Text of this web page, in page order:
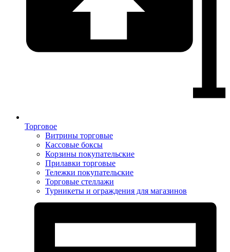
Торговое
Витрины торговые
Кассовые боксы
Корзины покупательские
Прилавки торговые
Тележки покупательские
Торговые стеллажи
Турникеты и ограждения для магазинов